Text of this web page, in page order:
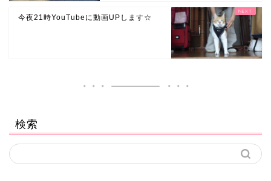
今夜21時YouTubeに動画UPします☆
検索